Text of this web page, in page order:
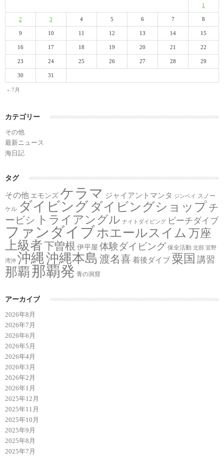
« 7月
1
2 3 4 5 6 7 8
9 10 11 12 13 14 15
16 17 18 19 20 21 22
23 24 25 26 27 28 29
30 31
カテゴリー
その他
最新ニュース
海日記
タグ
その他 エモンズ ケラマ ジャイアントマンタ ジンベイ スノー
ケル ダイビング ダイビングショップチ
ービシ トライアングル ナイトダイビング ビーチダイブ
ファンダイブホエールスイム 万座
上級者下曽根 伊平屋 体験ダイビング 保全活動 北部 宜野
湾沖 沖縄沖縄本島 渡名喜 着後ダイブ 粟国 講習
那覇 那覇発 青の洞窟
アーカイブ
2026年8月
2026年7月
2026年6月
2026年5月
2026年4月
2026年3月
2026年2月
2026年1月
2025年12月
2025年11月
2025年10月
2025年9月
2025年8月
2025年7月